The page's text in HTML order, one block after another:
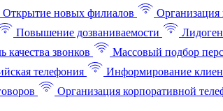
Открытие новых филиалов Организация
Повышение дозваниваемости
качества звонков Массовый подбор
телефония Информирование
Организация корпоративной